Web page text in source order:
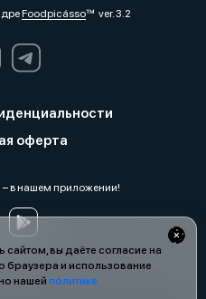
сайтом, вы даёте согласие на
браузера и использование
нашей политике
Foodpicássover. 3.2
оферта
− в нашем приложении!